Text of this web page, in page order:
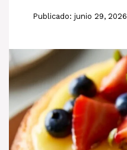
junio 29, 2026